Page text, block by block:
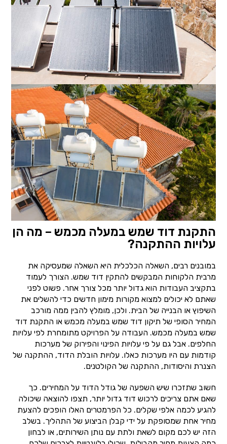
התקנת דוד שמש במעלה מכמש – מה הן
עלויות ההתקנה?
במובנים רבים, השאלה הכלכלית היא השאלה שמעסיקה את
מרבית הלקוחות המבקשים להתקין דוד שמש. הצורך לעמוד
בתקציב העבודות הוא גדול יותר מכל צורך אחר. פשוט לפני
שאתם לא יכולים למצוא מקורות מימון חדשים כדי להשלים את
השיפוץ או הבנייה של הבית. ולכן, מומלץ להבין ממה מורכב
המחיר הסופי של תיקון דוד שמש במעלה מכמש או התקנת דוד
שמש במעלה מכמש. העבודה על הפרויקט מתומחרת לפי עלויות
החלפים. אבל גם על פי עלויות הפינוי והפירוק של מערכות
קודמות עם היו מערכות כאלו. עלויות הובלת הדוד, ההתקנה של
הצנרת והיסודות, ההתקנה של הקולטנים.
חשוב שתזכרו שיש השפעה של גודל הדוד על המחירים. כך
שאם אתם צריכים לרכוש דוד גדול יותר, תצפו להוצאה שיכולה
להגיע לכמה אלפי שקלים. כל הפרמטרים האלו הופכים להצעת
מחיר אחת שמסופקת על ידי קבלן הביצוע של התהליך. בשלב
הזה יש לכם מקום לשאת ולתת עם נותן השירותים, או לבחון